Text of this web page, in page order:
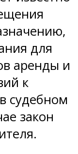
для
аренды и
к
судебном
закон